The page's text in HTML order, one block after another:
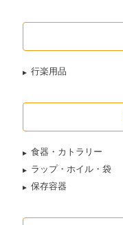
行楽用品
食器・カトラリー
ラップ・ホイル・袋
保存容器